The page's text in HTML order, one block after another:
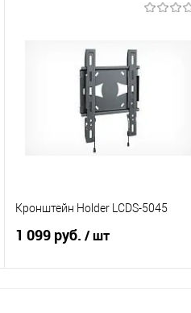
Купить в 1 клик
К сравнению
В избранное
В наличии
Кронштейн Holder LCDS-5045
1 099 руб. / шт